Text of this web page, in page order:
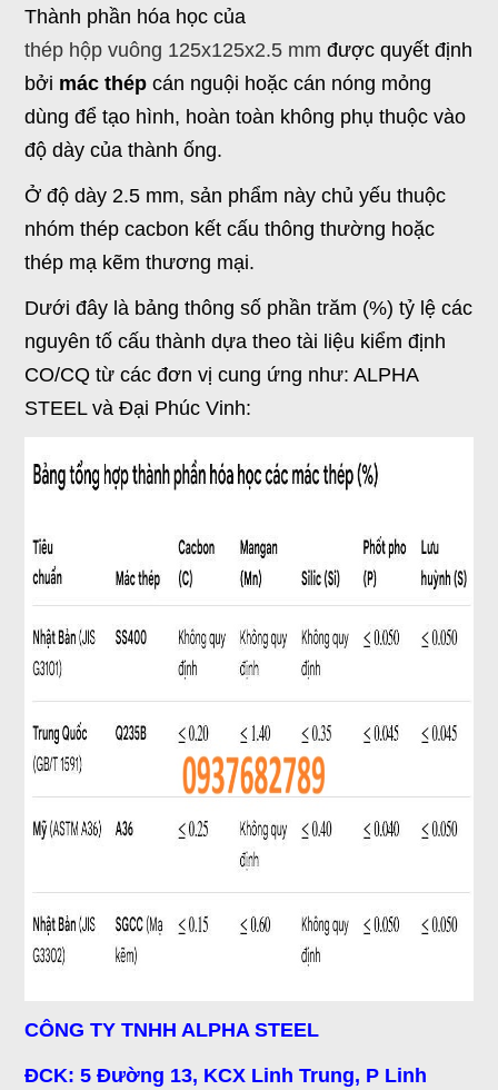
Thành phần hóa học của
thép hộp vuông 125x125x2.5 mm được quyết định
bởi mác thép cán nguội hoặc cán nóng mỏng
dùng để tạo hình, hoàn toàn không phụ thuộc vào
độ dày của thành ống.
Ở độ dày 2.5 mm, sản phẩm này chủ yếu thuộc
nhóm thép cacbon kết cấu thông thường hoặc
thép mạ kẽm thương mại.
Dưới đây là bảng thông số phần trăm (%) tỷ lệ các
nguyên tố cấu thành dựa theo tài liệu kiểm định
CO/CQ từ các đơn vị cung ứng như: ALPHA
STEEL và Đại Phúc Vinh:
CÔNG TY TNHH ALPHA STEEL
ĐCK: 5 Đường 13, KCX Linh Trung, P Linh